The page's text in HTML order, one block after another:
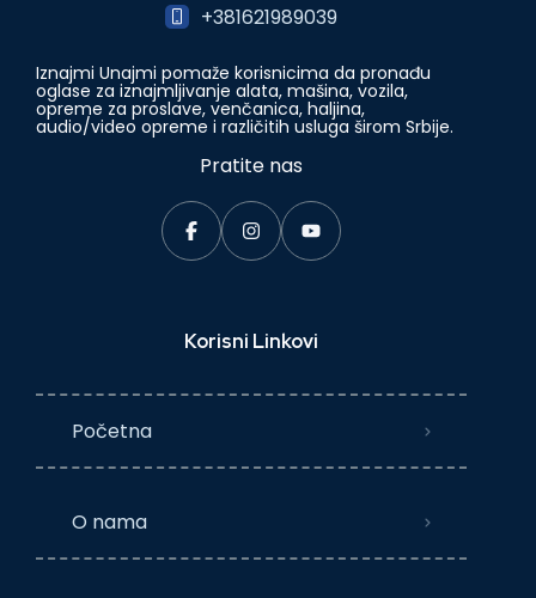
+381621989039
Iznajmi Unajmi pomaže korisnicima da pronađu
oglase za iznajmljivanje alata, mašina, vozila,
opreme za proslave, venčanica, haljina,
audio/video opreme i različitih usluga širom Srbije.
Pratite nas
Korisni Linkovi
Početna
O nama